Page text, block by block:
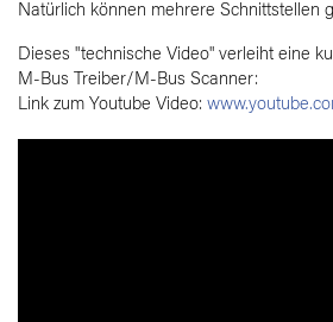
Natürlich können mehrere Schnittstellen
Dieses "technische Video" verleiht eine
M-Bus Treiber/M-Bus Scanner:
Link zum Youtube Video: